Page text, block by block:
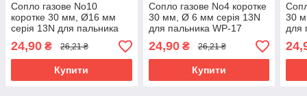
Сопло газове No10
коротке 30 мм, Ø16 мм
серія 13N для пальника
WP-26
24,90 ₴ 26,21 ₴
Купити
Сопло газове No4 коротке
30 мм, Ø 6 мм серія 13N
для пальника WP-17
24,90₴ 26,21 ₴
Купити
30
для